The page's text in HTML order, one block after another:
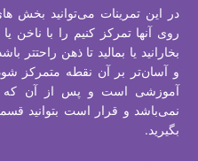
در این تمرینات می‌توانید بخش
روی آنها تمرکز کنیم را با ناخن
بخارانید یا بمالید تا ذهن
و آسان‌تر بر آن نقطه متمرکز
آموزشی است و پس از آن که
نمی‌باشد و قرار است بتوانید
بگیرید.